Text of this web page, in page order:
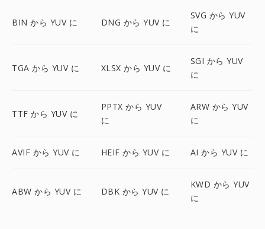
BIN から YUV に DNG から YUV に
SVG から YUV
に
TGA から YUV に XLSX から YUV に
SGI から YUV
に
TTF から YUV に
PPTX から YUV
に
ARW から YUV
に
AVIF から YUV に HEIF から YUV に AI から YUV に
ABW から YUV に DBK から YUV に
KWD から YUV
に